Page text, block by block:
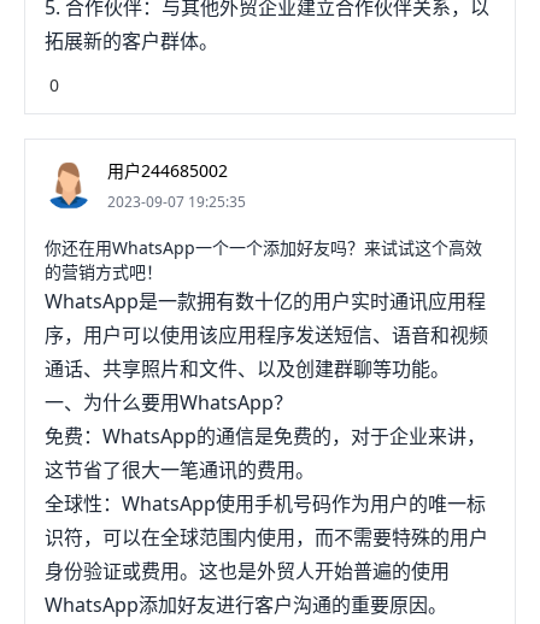
5. 合作伙伴：与其他外贸企业建立合作伙伴关系，以
拓展新的客户群体。
0
用户244685002
2023-09-07 19:25:35
你还在用WhatsApp一个一个添加好友吗？来试试这个高效
的营销方式吧！
WhatsApp是一款拥有数十亿的用户实时通讯应用程
序，用户可以使用该应用程序发送短信、语音和视频
通话、共享照片和文件、以及创建群聊等功能。
一、为什么要用WhatsApp？
免费：WhatsApp的通信是免费的，对于企业来讲，
这节省了很大一笔通讯的费用。
全球性：WhatsApp使用手机号码作为用户的唯一标
识符，可以在全球范围内使用，而不需要特殊的用户
身份验证或费用。这也是外贸人开始普遍的使用
WhatsApp添加好友进行客户沟通的重要原因。